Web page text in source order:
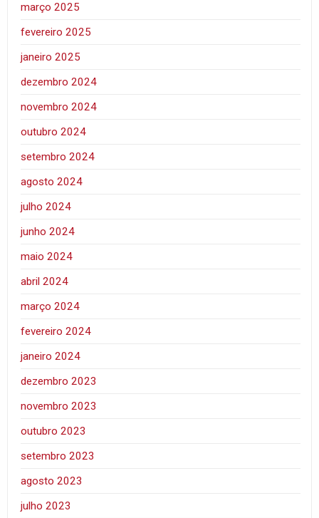
março 2025
fevereiro 2025
janeiro 2025
dezembro 2024
novembro 2024
outubro 2024
setembro 2024
agosto 2024
julho 2024
junho 2024
maio 2024
abril 2024
março 2024
fevereiro 2024
janeiro 2024
dezembro 2023
novembro 2023
outubro 2023
setembro 2023
agosto 2023
julho 2023